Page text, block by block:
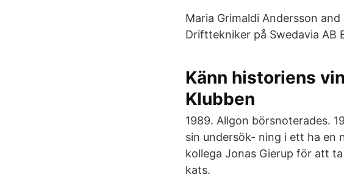
Maria Grimaldi Andersson
Drifttekniker på Swedavia AB
Känn historiens
Klubben
1989. Allgon börsnoterades.
sin undersök- ning i ett ha en
kollega Jonas Gierup för att
kats.